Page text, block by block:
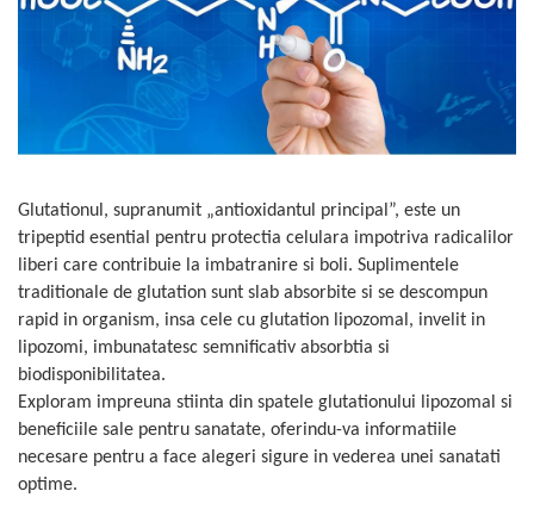
Piele, păr & unghii
Tranzit intestinal
Colesterol & tensiune
Sănătatea copiilor
Sanatate Orala
Alergii
Anti Intepaturi
Îngrijirea Tenului
Creme de față
Creme cu SPF
Demachiante
Ape micelare
Tonere
Măști pentru față
Exfoliante
Creme pentru ochi
Balsam buze
Îngrijirea Corpului
Creme de corp
Loțiuni
Unturi de corp
Colagen
Creatina
Curcumin (Turmeric)
Fibre
Fier
Garcinia
Ghimbir
Ginkgo biloba
Ginseng
Glucozamina
Glutation
Zinc Bisglicinat
Glutationul, supranumit „antioxidantul principal”, este un
tripeptid esential pentru protectia celulara impotriva radicalilor
liberi care contribuie la imbatranire si boli. Suplimentele
traditionale de glutation sunt slab absorbite si se descompun
rapid in organism, insa cele cu glutation lipozomal, invelit in
lipozomi, imbunatatesc semnificativ absorbtia si
biodisponibilitatea.
Exploram impreuna stiinta din spatele glutationului lipozomal si
beneficiile sale pentru sanatate, oferindu-va informatiile
necesare pentru a face alegeri sigure in vederea unei sanatati
optime.